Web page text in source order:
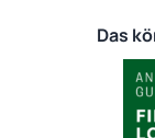
Das